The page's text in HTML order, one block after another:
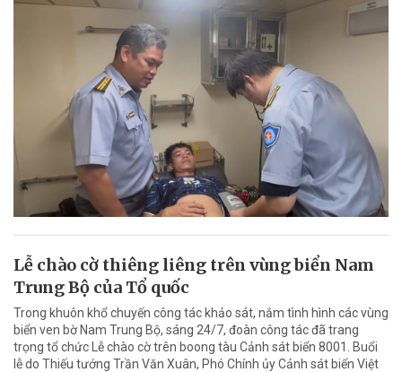
Lễ chào cờ thiêng liêng trên vùng biển Nam
Trung Bộ của Tổ quốc
Trong khuôn khổ chuyến công tác khảo sát, nắm tình hình các vùng
biển ven bờ Nam Trung Bộ, sáng 24/7, đoàn công tác đã trang
trọng tổ chức Lễ chào cờ trên boong tàu Cảnh sát biển 8001. Buổi
lễ do Thiếu tướng Trần Văn Xuân, Phó Chính ủy Cảnh sát biển Việt